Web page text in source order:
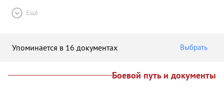
Ещё
Упоминается в 16 документах Выбрать
Боевой путь и документы